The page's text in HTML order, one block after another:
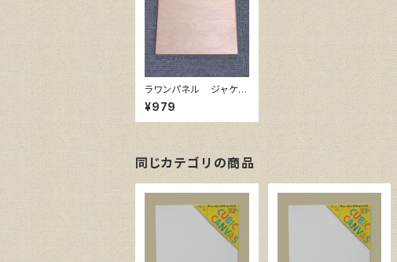
ラワンパネル ジャケッ
ト 303㎜×303㎜
¥979
同じカテゴリの商品